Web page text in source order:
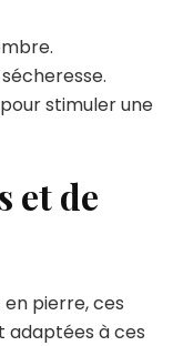
stimuler une
et de
en pierre, ces
adaptées à ces